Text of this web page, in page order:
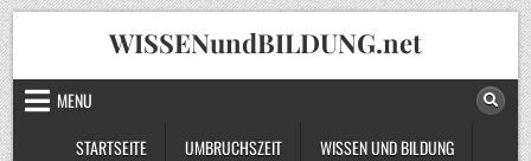
Skip
to
content
WISSENundBILDUNG.net
MENU
STARTSEITE
UMBRUCHSZEIT WISSEN UND BILDUNG